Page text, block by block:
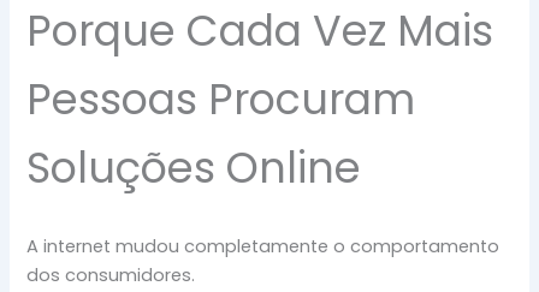
Porque Cada Vez Mais
Pessoas Procuram
Soluções Online
A internet mudou completamente o comportamento
dos consumidores.